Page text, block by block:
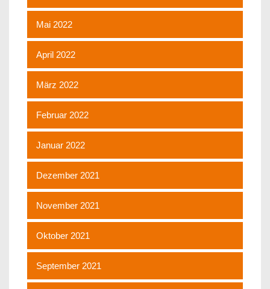
Mai 2022
April 2022
März 2022
Februar 2022
Januar 2022
Dezember 2021
November 2021
Oktober 2021
September 2021